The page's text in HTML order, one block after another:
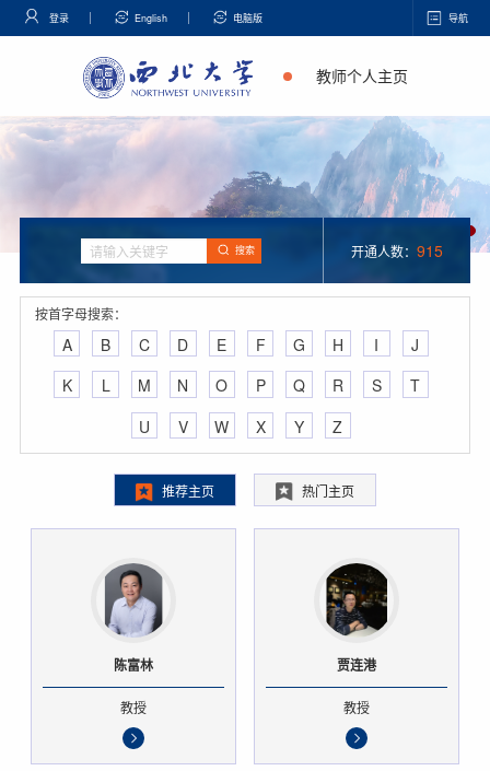
登录 English 电脑版 导航
教师个人主页
搜索 开通人数： 915
按首字母搜索：
A B C D E F G H I
J
K
L M N O P Q R S
T
U
V W X Y Z
推荐主页 热门主页
陈富林
教授
贾连港
教授